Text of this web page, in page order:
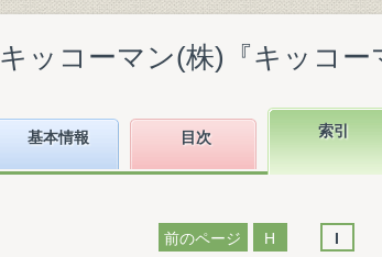
キッコーマン(株)『キッコー
基本情報 目次 索引
前のページ H I